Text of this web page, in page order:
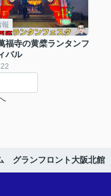
報
寺の黄檗ランタンフ
バル
グランフロント大阪北館